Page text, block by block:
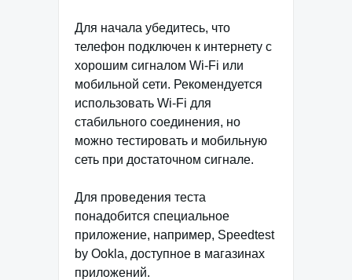
Для начала убедитесь, что
телефон подключен к интернету с
хорошим сигналом Wi-Fi или
мобильной сети. Рекомендуется
использовать Wi-Fi для
стабильного соединения, но
можно тестировать и мобильную
сеть при достаточном сигнале.
Для проведения теста
понадобится специальное
приложение, например, Speedtest
by Ookla, доступное в магазинах
приложений.